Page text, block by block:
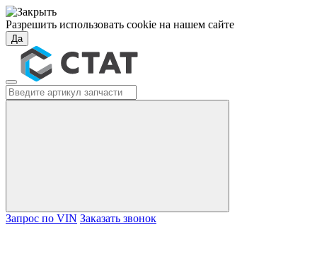
Разрешить использовать cookie на нашем сайте
Да
Запрос по VIN Заказать звонок